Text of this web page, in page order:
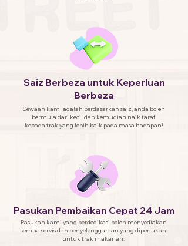
Saiz Berbeza untuk Keperluan
Berbeza
Sewaan kami adalah berdasarkan saiz, anda boleh
bermula dari kecil dan kemudian naik taraf
kepada trak yang lebih baik pada masa hadapan!
Pasukan Pembaikan Cepat 24 Jam
Pasukan kami yang berdedikasi boleh menyediakan
semua servis dan penyelenggaraan yang diperlukan
untuk trak makanan.